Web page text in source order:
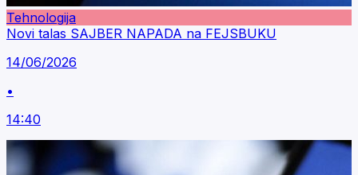
Tehnologija
Novi talas SAJBER NAPADA na FEJSBUKU
14/06/2026
•
14:40